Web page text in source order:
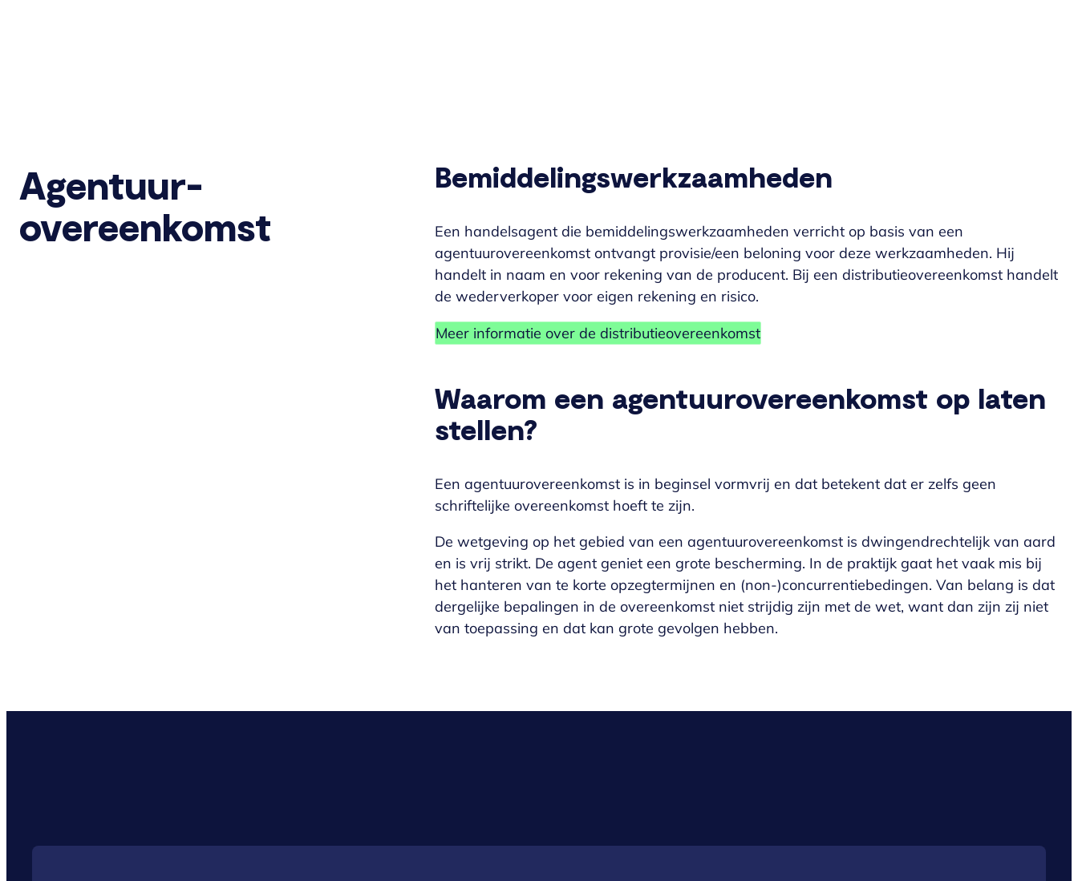
Agentuur-
overeenkomst
Bemiddelingswerkzaamheden
Een handelsagent die bemiddelingswerkzaamheden verricht op basis van een
agentuurovereenkomst ontvangt provisie/een beloning voor deze werkzaamheden. Hij
handelt in naam en voor rekening van de producent. Bij een distributieovereenkomst handelt
de wederverkoper voor eigen rekening en risico.
Meer informatie over de distributieovereenkomst
Waarom een agentuurovereenkomst op laten
stellen?
Een agentuurovereenkomst is in beginsel vormvrij en dat betekent dat er zelfs geen
schriftelijke overeenkomst hoeft te zijn.
De wetgeving op het gebied van een agentuurovereenkomst is dwingendrechtelijk van aard
en is vrij strikt. De agent geniet een grote bescherming. In de praktijk gaat het vaak mis bij
het hanteren van te korte opzegtermijnen en (non-)concurrentiebedingen. Van belang is dat
dergelijke bepalingen in de overeenkomst niet strijdig zijn met de wet, want dan zijn zij niet
van toepassing en dat kan grote gevolgen hebben.